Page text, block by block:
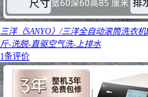
三洋（SANYO）/三洋全自动滚筒洗衣
斤-洗脱-直驱空气洗-上排水
1条评价